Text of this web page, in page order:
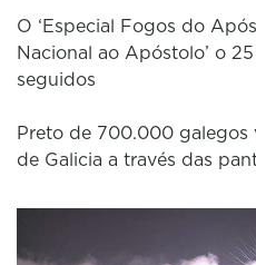
O ‘Especial Fogos do
Nacional ao Apóstolo’ o
seguidos
Preto de 700.000 galegos
de Galicia a través das